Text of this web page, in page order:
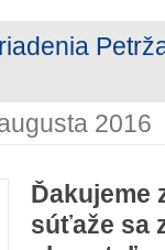
2016
Ďakujeme
súťaže sa